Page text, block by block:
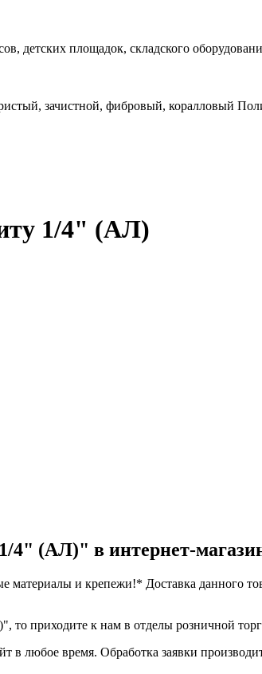
детских площадок, складского
зачистной, фибровый, коралловый
1/4" (АЛ)
4" (АЛ)" в интернет-
материалы и крепежи!* Доставка данного
то приходите к нам в отделы розничной
любое время. Обработка заявки